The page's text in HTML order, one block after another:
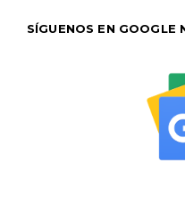
SÍGUENOS EN GOOGLE